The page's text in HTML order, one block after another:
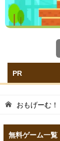
PR
おもげーむ！
無料ゲーム一覧